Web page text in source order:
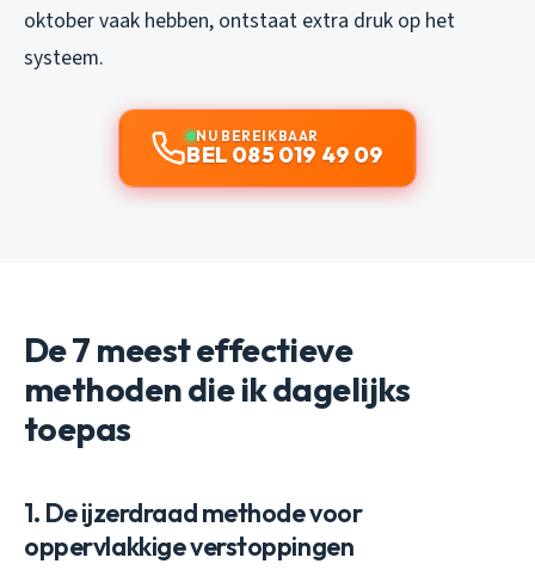
oktober vaak hebben, ontstaat extra druk op het
systeem.
NU BEREIKBAAR
BEL 085 019 49 09
De 7 meest effectieve
methoden die ik dagelijks
toepas
1. De ijzerdraad methode voor
oppervlakkige verstoppingen